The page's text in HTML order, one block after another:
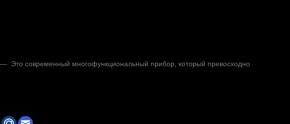
Это современный многофункциональный прибор, который превосходно